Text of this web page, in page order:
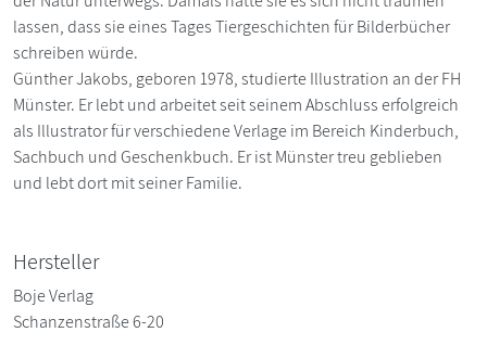
lassen, dass sie eines Tages Tiergeschichten für Bilderbücher
schreiben würde.
Günther Jakobs, geboren 1978, studierte Illustration an der FH
Münster. Er lebt und arbeitet seit seinem Abschluss erfolgreich
als Illustrator für verschiedene Verlage im Bereich Kinderbuch,
Sachbuch und Geschenkbuch. Er ist Münster treu geblieben
und lebt dort mit seiner Familie.
Hersteller
Boje Verlag
Schanzenstraße 6-20